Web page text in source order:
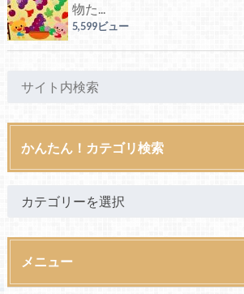
物た...
5,599ビュー
かんたん！カテゴリ検索
メニュー